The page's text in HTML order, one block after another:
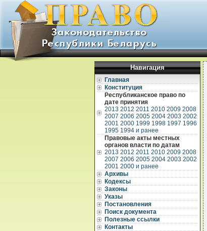
Навигация
Главная
Конституция
Республиканское право по
дате принятия
2013 2012 2011 2010 2009 2008
2007 2006 2005 2004 2003 2002
2001 2000 1999 1998 1997 1996
1995 1994 и ранее
Правовые акты местных
органов власти по датам
2013 2012 2011 2010 2009 2008
2007 2006 2005 2004 2003 2002
2001 2000 и ранее
Архивы
Кодексы
Законы
Указы
Постановления
Поиск документа
Полезные ссылки
Контакты